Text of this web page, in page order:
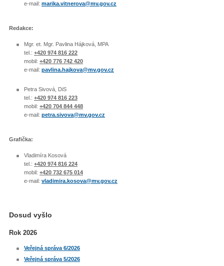
e-mail: marika.vitnerova@mv.gov.cz
Redakce:
Mgr. et. Mgr. Pavlina Hájková, MPA
tel.: +420 974 816 222
mobil: +420 776 742 420
e-mail: pavlina.hajkova@mv.gov.cz
Petra Sivová, DiS
tel.: +420 974 816 223
mobil: +420 704 844 448
e-mail: petra.sivova@mv.gov.cz
Grafička:
Vladimíra Kosová
tel.: +420 974 816 224
mobil: +420 732 675 014
e-mail: vladimira.kosova@mv.gov.cz
Dosud vyšlo
Rok 2026
Veřejná správa 6/2026
Veřejná správa 5/2026